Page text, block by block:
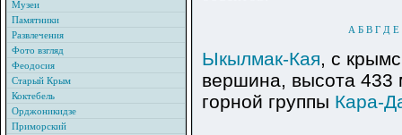
Музеи
Памятники
Развлечения
Фото взгляд
Феодосия
Старый Крым
Коктебель
Орджоникидзе
Приморский
А Б В Г Д Е
Ыкылмак-Кая, с
вершина, высота 433
горной группы Кара-